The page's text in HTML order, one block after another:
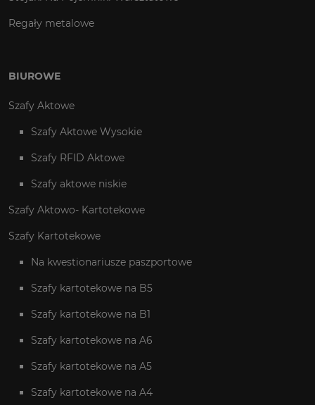
Regały metalowe
BIUROWE
Szafy Aktowe
Szafy Aktowe Wysokie
Szafy RFID Aktowe
Szafy aktowe niskie
Szafy Aktowo- Kartotekowe
Szafy Kartotekowe
Na kwestionariusze paszportowe
Szafy kartotekowe na B5
Szafy kartotekowe na B1
Szafy kartotekowe na A6
Szafy kartotekowe na A5
Szafy kartotekowe na A4